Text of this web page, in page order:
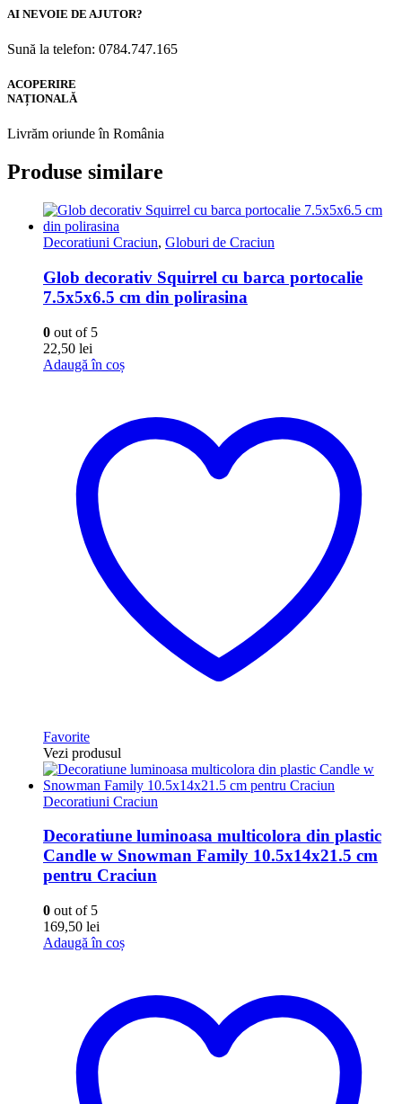
AI NEVOIE DE AJUTOR?
Sună la telefon: 0784.747.165
ACOPERIRE
NAȚIONALĂ
Livrăm oriunde în România
Produse similare
Decoratiuni Craciun, Globuri de Craciun
Glob decorativ Squirrel cu barca portocalie
7.5x5x6.5 cm din polirasina
0 out of 5
22,50 lei
Adaugă în coș
Favorite
Vezi produsul
Decoratiuni Craciun
Decoratiune luminoasa multicolora din plastic
Candle w Snowman Family 10.5x14x21.5 cm
pentru Craciun
0 out of 5
169,50 lei
Adaugă în coș